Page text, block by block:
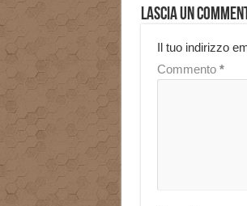
Lascia un
Il tuo indirizzo
Commento *